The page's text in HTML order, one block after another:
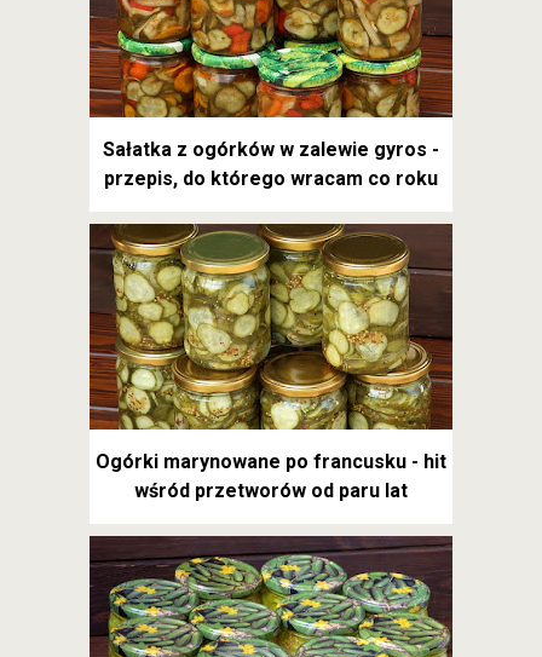
Sałatka z ogórków w zalewie gyros -
przepis, do którego wracam co roku
Ogórki marynowane po francusku - hit
wśród przetworów od paru lat